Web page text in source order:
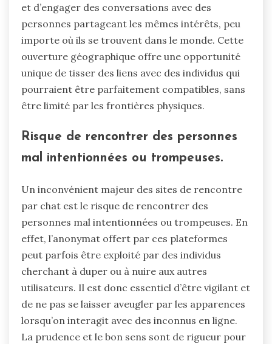
et d’engager des conversations avec des
personnes partageant les mêmes intérêts, peu
importe où ils se trouvent dans le monde. Cette
ouverture géographique offre une opportunité
unique de tisser des liens avec des individus qui
pourraient être parfaitement compatibles, sans
être limité par les frontières physiques.
Risque de rencontrer des personnes
mal intentionnées ou trompeuses.
Un inconvénient majeur des sites de rencontre
par chat est le risque de rencontrer des
personnes mal intentionnées ou trompeuses. En
effet, l’anonymat offert par ces plateformes
peut parfois être exploité par des individus
cherchant à duper ou à nuire aux autres
utilisateurs. Il est donc essentiel d’être vigilant et
de ne pas se laisser aveugler par les apparences
lorsqu’on interagit avec des inconnus en ligne.
La prudence et le bon sens sont de rigueur pour